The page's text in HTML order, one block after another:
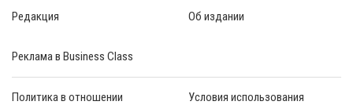
Редакция Об издании
Реклама в Business Class
Политика в отношении
Условия использования